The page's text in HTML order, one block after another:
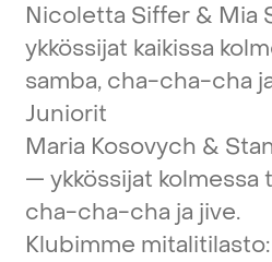
Nicoletta Siffer & Mia
ykkössijat kaikissa
samba, cha-cha-cha
Juniorit
Maria Kosovych &
— ykkössijat kolmessa
cha-cha-cha ja jive.
Klubimme mitalitilasto: